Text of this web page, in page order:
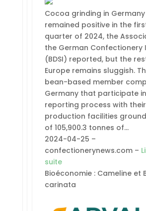
Cocoa grinding in Germany
remained positive in the
quarter of 2024, the
the German Confectionery
(BDSI) reported, but the
Europe remains sluggish.
bean-based member
Germany that participate
reporting process with their
production facilities
of 105,900.3 tonnes of…
2024-04-25 –
confectionerynews.com –
suite
Bioéconomie : Cameline et
carinata